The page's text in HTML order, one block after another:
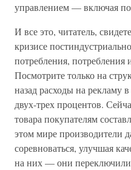
управлением — включая
И все это, читатель,
кризисе
потребления, потребления
Посмотрите только на
назад расходы на рекламу
двух-трех процентов.
товара покупателям
этом мире производители
соревноваться, улучшая
на них — они